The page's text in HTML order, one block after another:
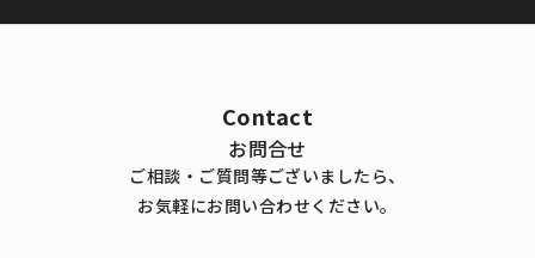
Contact
お問合せ
ご相談・ご質問等ございましたら、
お気軽にお問い合わせください。